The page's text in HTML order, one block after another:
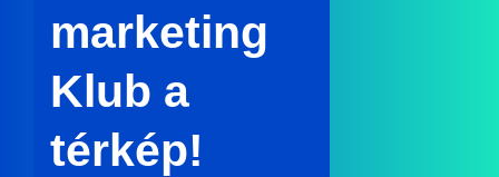
marketing
Klub a
térkép!